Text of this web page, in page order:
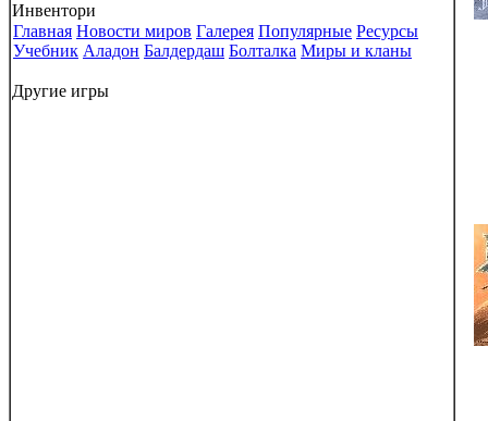
Инвентори
Главная Новости миров Галерея Популярные Ресурсы
Учебник Аладон Балдердаш Болталка Миры и кланы
Другие игры